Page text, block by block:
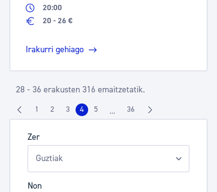
Zer
Non
20:00
20 - 26 €
Irakurri gehiago
28 - 36 erakusten 316 emaitzetatik.
Orrialdea
1 Orrialdea
2 Orrialdea
3 Orrialdea
4 Orrialdea
5 ...Intermediate Pages Use TAB to
Orrialdea
36